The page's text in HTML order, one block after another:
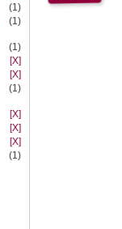
(1)
(1)
(1)
[X]
[X]
(1)
[X]
[X]
[X]
(1)